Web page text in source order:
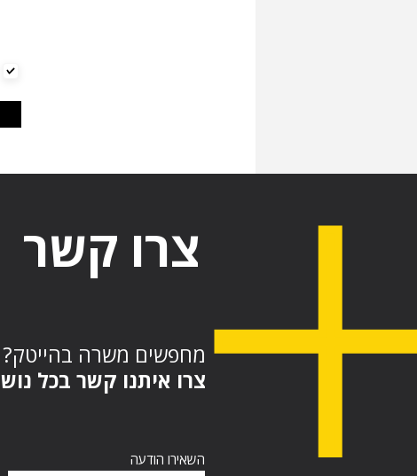
צרו קשר
מחפשים משרה
צרו איתנו קשר בכל
השאירו הודעה